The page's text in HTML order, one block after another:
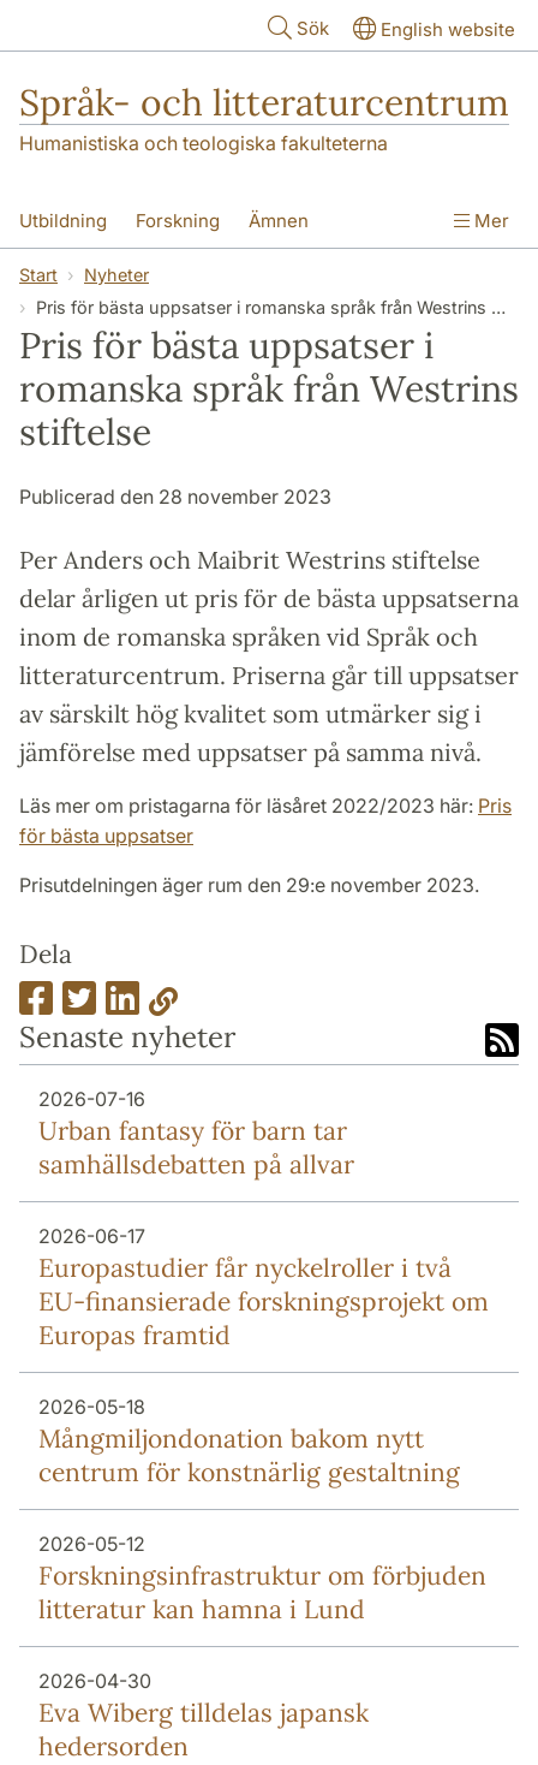
Sök English website
Språk- och litteraturcentrum
Humanistiska och teologiska fakulteterna
Utbildning Forskning Ämnen
SOL-husen Kontakt
översättning till svenska
Mer
Start
Nyheter
Pris för bästa uppsatser i romanska språk från Westrins stiftelse
Pris för bästa uppsatser i
romanska språk från Westrins
stiftelse
Publicerad den 28 november 2023
Per Anders och Maibrit Westrins stiftelse
delar årligen ut pris för de bästa uppsatserna
inom de romanska språken vid Språk och
litteraturcentrum. Priserna går till uppsatser
av särskilt hög kvalitet som utmärker sig i
jämförelse med uppsatser på samma nivå.
Läs mer om pristagarna för läsåret 2022/2023 här: Pris
för bästa uppsatser
Prisutdelningen äger rum den 29:e november 2023.
Dela
Senaste nyheter
2026-07-16
Urban fantasy för barn tar
samhällsdebatten på allvar
2026-06-17
Europa­studier får nyckel­roller i två
EU-finansierade forsknings­projekt om
Europas framtid
2026-05-18
Mång­miljon­donation bakom nytt
centrum för konstnärlig gestaltning
2026-05-12
Forsknings­infrastruktur om förbjuden
litteratur kan hamna i Lund
2026-04-30
Eva Wiberg tilldelas japansk
hedersorden